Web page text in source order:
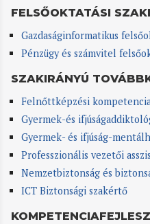
FELSŐOKTATÁSI
Gazdaságinformatikus
Pénzügy és számvitel
SZAKIRÁNYÚ
Felnőttképzési
Gyermek-és
Gyermek- és ifjúság-
Professzionális vezetői
Nemzetbiztonság és
ICT Biztonsági szakértő